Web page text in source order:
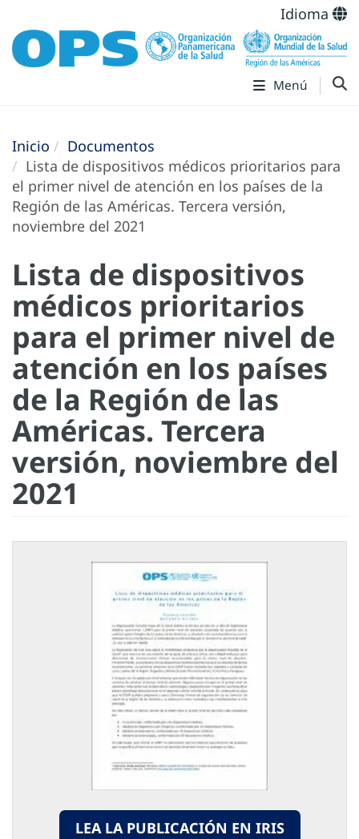
Idioma
Menú
Inicio
Documentos
Lista de dispositivos médicos prioritarios para
el primer nivel de atención en los países de la
Región de las Américas. Tercera versión,
noviembre del 2021
Lista de dispositivos
médicos prioritarios
para el primer nivel de
atención en los países
de la Región de las
Américas. Tercera
versión, noviembre del
2021
LEA LA PUBLICACIÓN EN IRIS